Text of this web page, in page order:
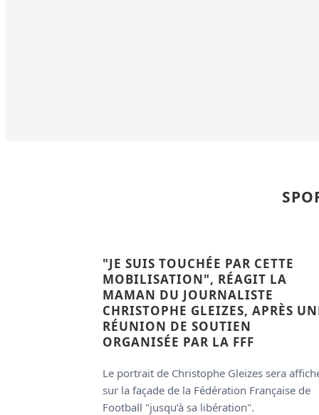
"JE SUIS TOUCHÉE PAR CETTE
MOBILISATION", RÉAGIT LA
MAMAN DU JOURNALISTE
CHRISTOPHE GLEIZES, APRÈS
RÉUNION DE SOUTIEN
ORGANISÉE PAR LA FFF
Le portrait de Christophe Gleizes sera
sur la façade de la Fédération Française de
Football "jusqu’à sa libération".